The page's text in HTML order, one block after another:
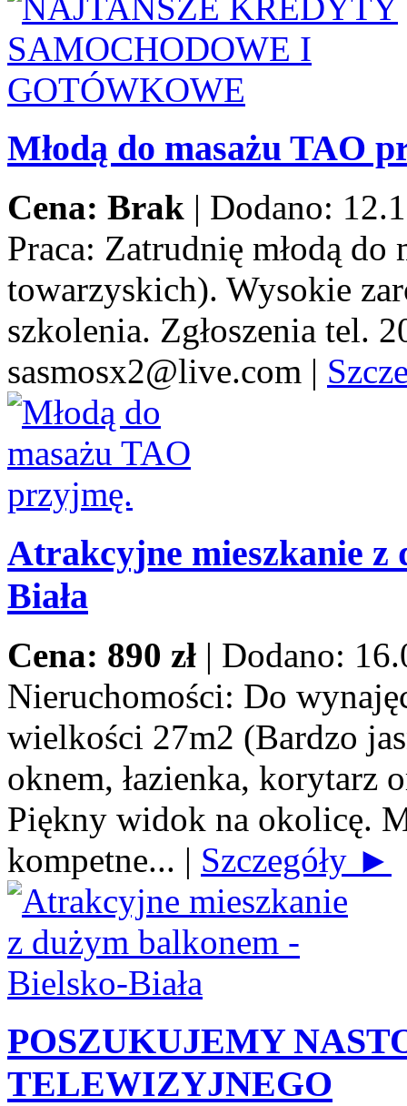
Młodą do masażu TAO
Cena: Brak | Dodano:
Praca: Zatrudnię młodą do
towarzyskich). Wysokie
szkolenia. Zgłoszenia tel.
sasmosx2@live.com |
Atrakcyjne mieszkanie z
Biała
Cena: 890 zł | Dodano:
Nieruchomości: Do
wielkości 27m2 (Bardzo
oknem, łazienka, korytarz
Piękny widok na okolicę.
kompetne... | Szczegóły ►
POSZUKUJEMY
TELEWIZYJNEGO